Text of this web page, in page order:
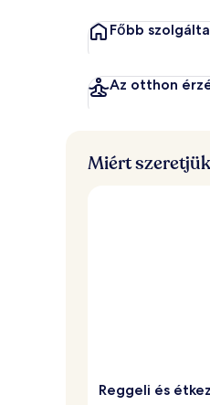
Főbb
Az otthon
Miért
Reggeli és